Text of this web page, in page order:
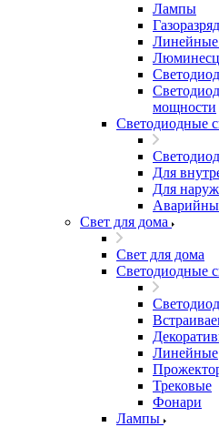
Лампы
Линейные
мощности
Светодиодные
Для
Для
Свет для дома
Свет для дома
Светодиодные
Линейные
Трековые
Фонари
Лампы